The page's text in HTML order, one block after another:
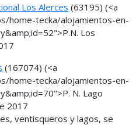
Los Alerces (63195) (<a
home-tecka/alojamientos-en-
Los
(167074) (<a
home-tecka/alojamientos-en-
N. Lago
2017
ventisqueros y lagos, se